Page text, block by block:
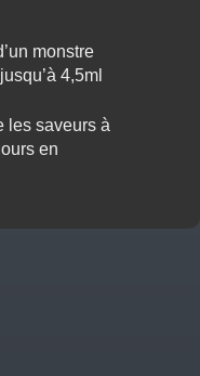
monstre
4,5ml
les saveurs à
en